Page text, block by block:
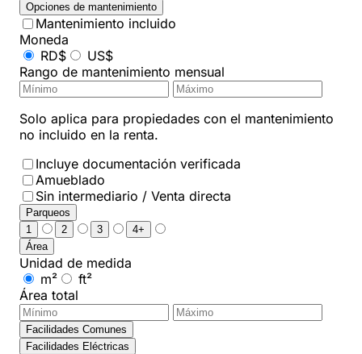
Opciones de mantenimiento
Mantenimiento incluido
Moneda
RD$
US$
Rango de mantenimiento mensual
Solo aplica para propiedades con el mantenimiento
no incluido en la renta.
Incluye documentación verificada
Amueblado
Sin intermediario / Venta directa
Parqueos
1
2 3
4+
Área
Unidad de medida
m²
ft²
Área total
Facilidades Comunes
Facilidades Eléctricas